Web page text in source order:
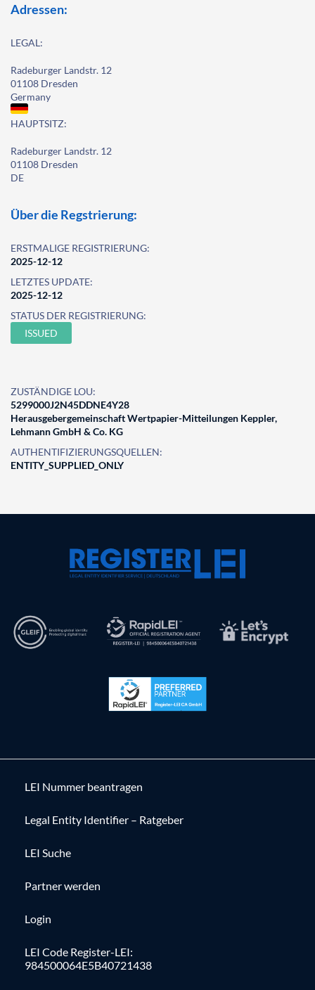
Adressen:
LEGAL:
Radeburger Landstr. 12
01108 Dresden
Germany
HAUPTSITZ:
Radeburger Landstr. 12
01108 Dresden
DE
Über die Regstrierung:
ERSTMALIGE REGISTRIERUNG:
2025-12-12
LETZTES UPDATE:
2025-12-12
STATUS DER REGISTRIERUNG:
ISSUED
ZUSTÄNDIGE LOU:
5299000J2N45DDNE4Y28
Herausgebergemeinschaft Wertpapier-Mitteilungen Keppler,
Lehmann GmbH & Co. KG
AUTHENTIFIZIERUNGSQUELLEN:
ENTITY_SUPPLIED_ONLY
LEI Nummer beantragen
Legal Entity Identifier – Ratgeber
LEI Suche
Partner werden
Login
LEI Code Register-LEI:
984500064E5B40721438